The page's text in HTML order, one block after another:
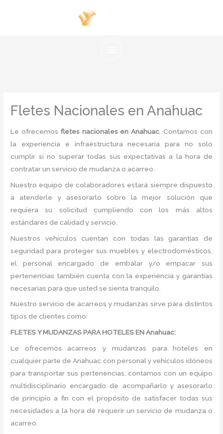
Fletes Nacionales en Anahuac
Le ofrecemos fletes nacionales en Anahuac . Contamos con
la experiencia e infraestructura necesaria para no solo
cumplir si no superar todas sus expectativas a la hora de
contratar un servicio de mudanza o acarreo.
Nuestro equipo de colaboradores estará siempre dispuesto
a atenderle y asesorarlo sobre la mejor solución que
requiera su solicitud cumpliendo con los más altos
estándares de calidad y servicio.
Nuestros vehículos cuentan con todas las garantías de
seguridad para proteger sus muebles y electrodomésticos,
el personal encargado de embalar y/o empacar sus
pertenencias también cuenta con la experiencia y garantías
necesarias para que usted se sienta tranquilo.
Nuestro servicio de acarreos y mudanzas sirve para distintos
tipos de clientes como:
FLETES Y MUDANZAS PARA HOTELES EN Anahuac:
Le ofrecemos acarreos y mudanzas para hoteles en
cualquier parte de Anahuac con personal y vehículos idóneos
para transportar sus pertenencias, contamos con un equipo
multidisciplinario encargado de acompañarlo y asesorarlo
de principio a fin con el propósito de satisfacer todas sus
necesidades a la hora de requerir un servicio de mudanza o
acarreo.